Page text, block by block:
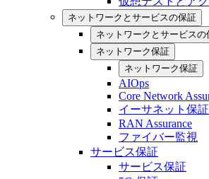
ネットワークとサービスの保証
ネットワークとサービスの
ネットワーク保証
ネットワーク保証
AIOps
Core Network
イーサネット保証
RAN Assurance
ファイバー監視
サービス保証
サービス保証